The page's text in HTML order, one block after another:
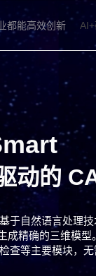
都能高效创新
动的
于自然语言处理
成精确的三维模
查等主要模块，无